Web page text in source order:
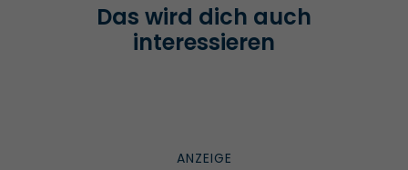
Das wird dich auch
interessieren